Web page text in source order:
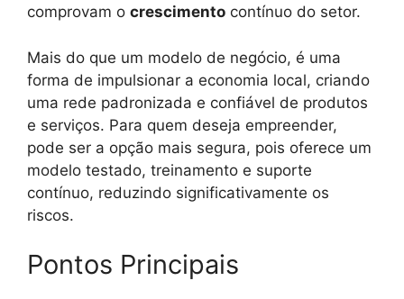
comprovam o crescimento contínuo do setor.
Mais do que um modelo de negócio, é uma
forma de impulsionar a economia local, criando
uma rede padronizada e confiável de produtos
e serviços. Para quem deseja empreender,
pode ser a opção mais segura, pois oferece um
modelo testado, treinamento e suporte
contínuo, reduzindo significativamente os
riscos.
Pontos Principais